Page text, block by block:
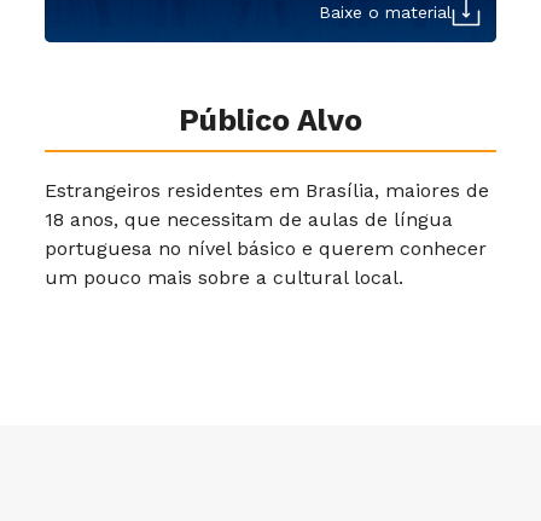
Baixe o material
Público Alvo
Estrangeiros residentes em Brasília, maiores de
18 anos, que necessitam de aulas de língua
portuguesa no nível básico e querem conhecer
um pouco mais sobre a cultural local.